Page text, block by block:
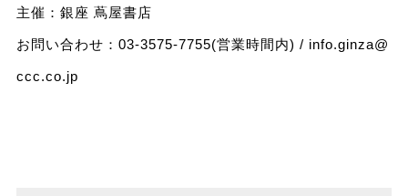
主催：銀座 蔦屋書店
お問い合わせ：03-3575-7755(営業時間内) / info.ginza@
ccc.co.jp